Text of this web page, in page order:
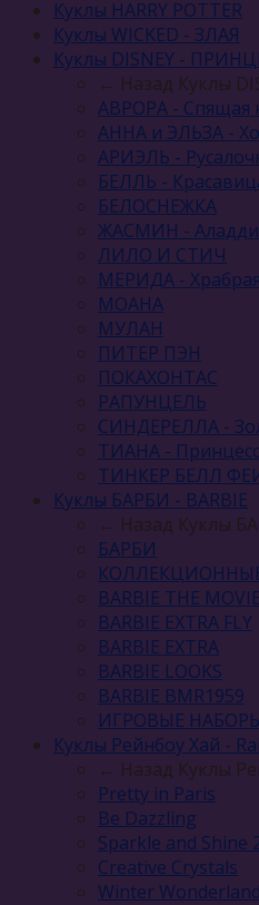
Куклы HARRY POTTER
Куклы WICKED - ЗЛАЯ
Куклы DISNEY -
← Назад Куклы
АВРОРА - Спящая
АННА и ЭЛЬЗА -
АРИЭЛЬ -
БЕЛЛЬ -
БЕЛОСНЕЖКА
ЖАСМИН -
ЛИЛО И СТИЧ
МЕРИДА -
МОАНА
МУЛАН
ПИТЕР ПЭН
ПОКАХОНТАС
РАПУНЦЕЛЬ
СИНДЕРЕЛЛА -
ТИАНА -
ТИНКЕР БЕЛЛ
Куклы БАРБИ - BARBIE
← Назад Куклы
БАРБИ
BARBIE THE MOVIE
BARBIE EXTRA FLY
BARBIE EXTRA
BARBIE LOOKS
BARBIE BMR1959
ИГРОВЫЕ
Куклы Рейнбоу Хай -
← Назад Куклы
Pretty in Paris
Be Dazzling
Sparkle and Shine
Сreative Сrystals
Winter Wonderland